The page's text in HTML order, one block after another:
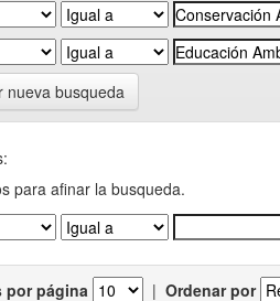
nueva busqueda
para afinar la busqueda.
por página | Ordenar por